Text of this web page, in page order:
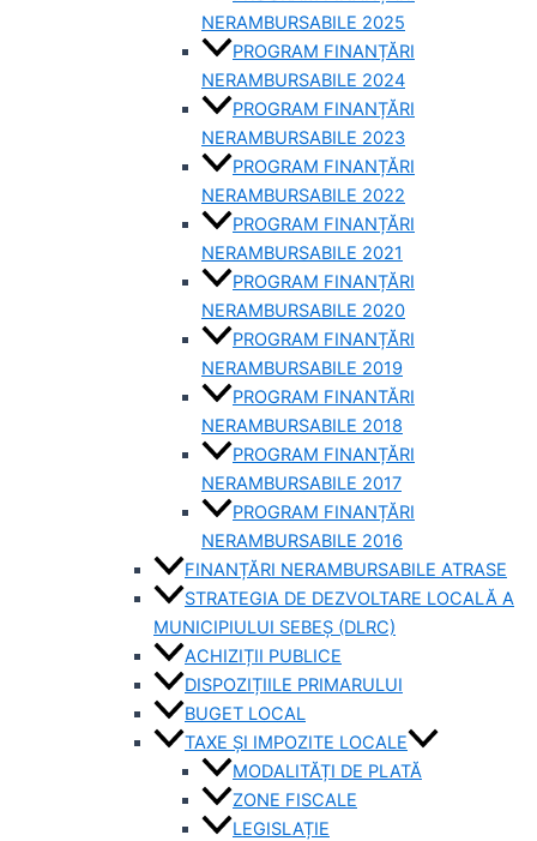
NERAMBURSABILE 2025
PROGRAM FINANȚĂRI
NERAMBURSABILE 2024
PROGRAM FINANȚĂRI
NERAMBURSABILE 2023
PROGRAM FINANȚĂRI
NERAMBURSABILE 2022
PROGRAM FINANȚĂRI
NERAMBURSABILE 2021
PROGRAM FINANȚĂRI
NERAMBURSABILE 2020
PROGRAM FINANȚĂRI
NERAMBURSABILE 2019
PROGRAM FINANTĂRI
NERAMBURSABILE 2018
PROGRAM FINANȚĂRI
NERAMBURSABILE 2017
PROGRAM FINANȚĂRI
NERAMBURSABILE 2016
FINANȚĂRI NERAMBURSABILE ATRASE
STRATEGIA DE DEZVOLTARE LOCALĂ A
MUNICIPIULUI SEBEȘ (DLRC)
ACHIZIȚII PUBLICE
DISPOZIȚIILE PRIMARULUI
BUGET LOCAL
TAXE ȘI IMPOZITE LOCALE
MODALITĂȚI DE PLATĂ
ZONE FISCALE
LEGISLAȚIE